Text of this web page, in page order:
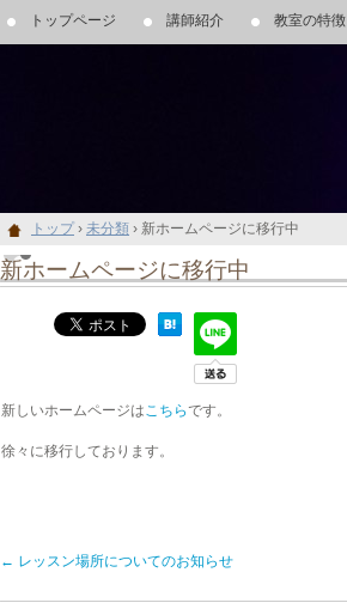
トップページ 講師紹介 教室の特徴
トップ › 未分類 › 新ホームページに移行中
新ホームページに移行中
新しいホームページはこちらです。
徐々に移行しております。
← レッスン場所についてのお知らせ